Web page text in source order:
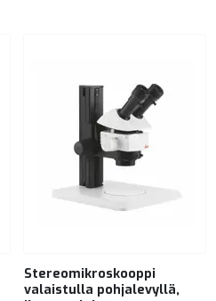
Stereomikroskooppi
valaistulla pohjalevyllä,